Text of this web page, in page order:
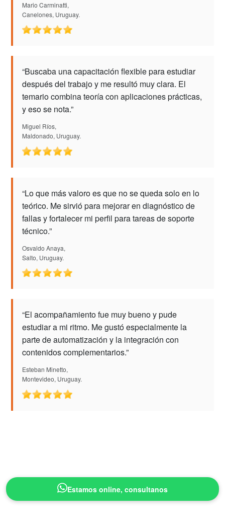
Estamos online, consultanos
Mario Carminatti,
Canelones, Uruguay.
“Buscaba una capacitación flexible para estudiar
después del trabajo y me resultó muy clara. El
temario combina teoría con aplicaciones prácticas,
y eso se nota.”
Miguel Ríos,
Maldonado, Uruguay.
“Lo que más valoro es que no se queda solo en lo
teórico. Me sirvió para mejorar en diagnóstico de
fallas y fortalecer mi perfil para tareas de soporte
técnico.”
Osvaldo Anaya,
Salto, Uruguay.
“El acompañamiento fue muy bueno y pude
estudiar a mi ritmo. Me gustó especialmente la
parte de automatización y la integración con
contenidos complementarios.”
Esteban Minetto,
Montevideo, Uruguay.